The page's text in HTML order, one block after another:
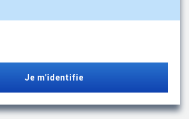
Je m'identifie